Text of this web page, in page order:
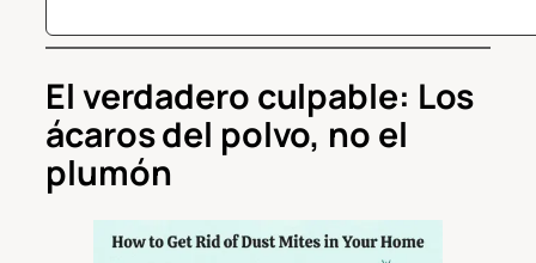
El verdadero culpable: Los
ácaros del polvo, no el
plumón